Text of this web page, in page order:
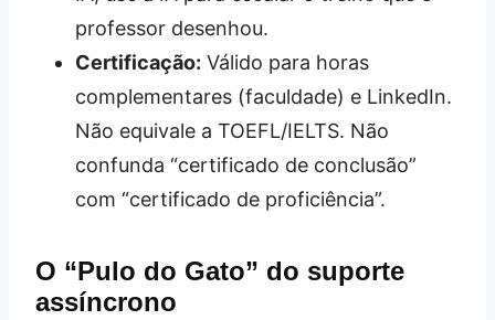
professor desenhou.
Certificação: Válido para horas
complementares (faculdade) e LinkedIn.
Não equivale a TOEFL/IELTS. Não
confunda “certificado de conclusão”
com “certificado de proficiência”.
O “Pulo do Gato” do suporte
assíncrono